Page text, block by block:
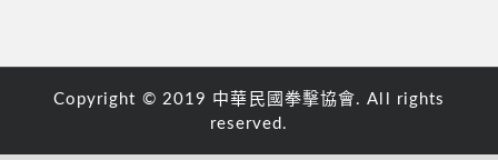
Copyright © 2019 中華民國拳擊協會. All rights
reserved.